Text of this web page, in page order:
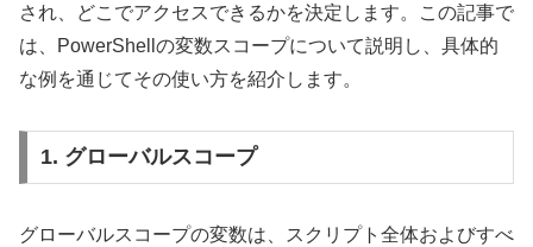
され、どこでアクセスできるかを決定します。この記事で
は、PowerShellの変数スコープについて説明し、具体的
な例を通じてその使い方を紹介します。
1. グローバルスコープ
グローバルスコープの変数は、スクリプト全体およびすべ